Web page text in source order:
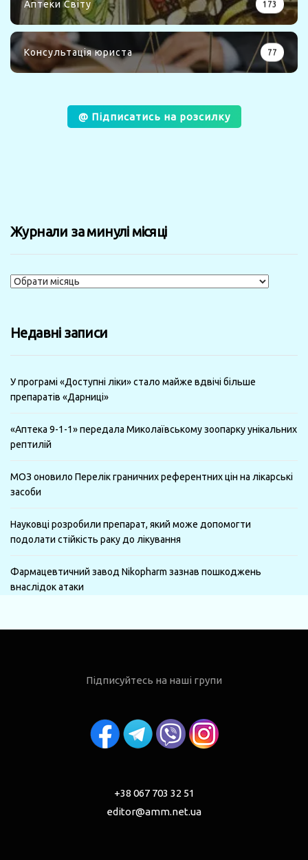
Аптеки Світу 173
Консультація юриста 77
@ Підписатись на розсилку
Журнали за минулі місяці
Журнали
місяці
Недавні записи
У програмі «Доступні ліки» стало майже вдвічі більше
препаратів «Дарниці»
«Аптека 9-1-1» передала Миколаївському зоопарку унікальних
рептилій
МОЗ оновило Перелік граничних референтних цін на лікарські
засоби
Науковці розробили препарат, який може допомогти
подолати стійкість раку до лікування
Фармацевтичний завод Nikopharm зазнав пошкоджень
внаслідок атаки
Підписуйтесь на наші групи
+38 067 703 32 51
editor@amm.net.ua